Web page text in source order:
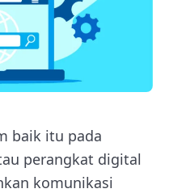
baik itu pada
perangkat digital
komunikasi